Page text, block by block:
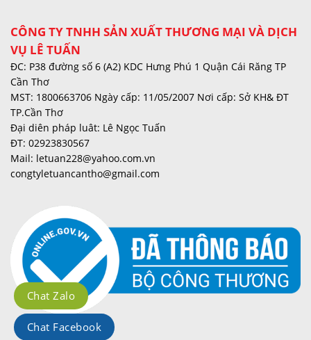
CÔNG TY TNHH SẢN XUẤT THƯƠNG MẠI VÀ DỊCH
VỤ LÊ TUẤN
ĐC: P38 đường số 6 (A2) KDC Hưng Phú 1 Quận Cái Răng TP
Cần Thơ
MST: 1800663706 Ngày cấp: 11/05/2007 Nơi cấp: Sở KH& ĐT
TP.Cần Thơ
Đại diên pháp luât: Lê Ngọc Tuấn
ĐT: 02923830567
Mail: letuan228@yahoo.com.vn
congtyletuancantho@gmail.com
Chat Zalo
Chat Facebook